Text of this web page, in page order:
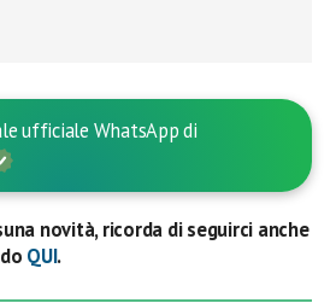
ufficiale WhatsApp di
novità, ricorda di seguirci anche
QUI.